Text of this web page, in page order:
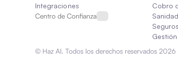
Integraciones
Centro de Confianza
Cobro
Sanidad
Seguros
© Haz AI. Todos los derechos reservados 2026